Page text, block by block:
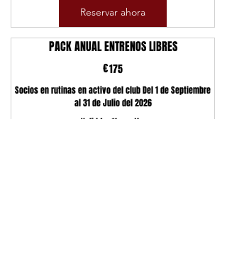
Reservar ahora
PACK ANUAL ENTRENOS LIBRES
€175
Socios en rutinas en activo del club Del 1 de Septiembre
al 31 de Julio del 2026
Valid for 11 months